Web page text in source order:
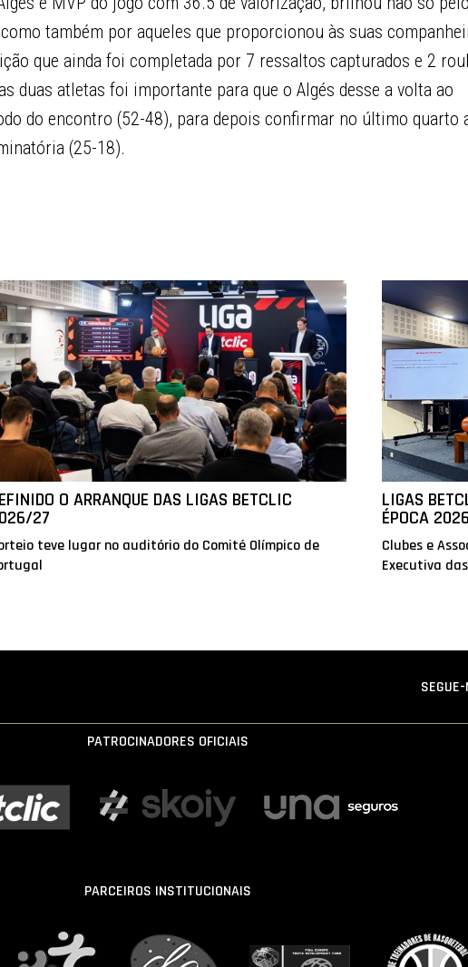
também por aqueles que proporcionou às suas
que ainda foi completada por 7 ressaltos capturados e 2
duas atletas foi importante para que o Algés desse a volta ao
do encontro (52-48), para depois confirmar no último quarto
(25-18).
O ARRANQUE DAS LIGAS BETCLIC
27
teve lugar no auditório do Comité Olímpico de
LIGAS
ÉPOCA
Clubes e
Executiva
PATROCINADORES OFICIAIS
PARCEIROS INSTITUCIONAIS